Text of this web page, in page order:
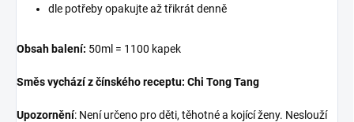
dle potřeby opakujte až třikrát denně
Obsah balení: 50ml = 1100 kapek
Směs vychází z čínského receptu: Chi Tong Tang
Upozornění: Není určeno pro děti, těhotné a kojící ženy. Neslouží